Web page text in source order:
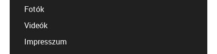
Fotók
Videók
Impresszum